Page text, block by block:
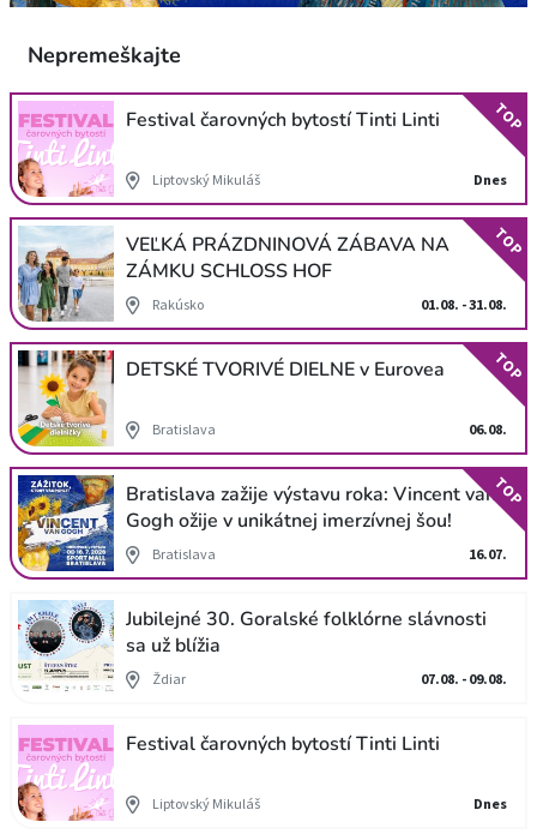
Nepremeškajte
Festival čarovných bytostí Tinti Linti
Liptovský Mikuláš Dnes
TOP
VEĽKÁ PRÁZDNINOVÁ ZÁBAVA NA
ZÁMKU SCHLOSS HOF
Rakúsko 01.08. - 31.08.
TOP
DETSKÉ TVORIVÉ DIELNE v Eurovea
Bratislava 06.08.
TOP
Bratislava zažije výstavu roka: Vincent van
Gogh ožije v unikátnej imerzívnej šou!
Bratislava 16.07.
TOP
Jubilejné 30. Goralské folklórne slávnosti
sa už blížia
Ždiar 07.08. - 09.08.
Festival čarovných bytostí Tinti Linti
Liptovský Mikuláš Dnes